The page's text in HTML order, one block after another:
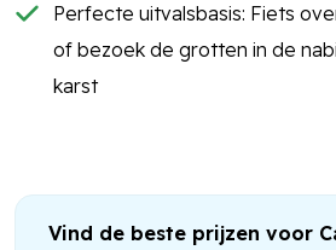
Perfecte uitvalsbasis: Fiets
of bezoek de grotten in de
karst
Vind de beste prijzen voor